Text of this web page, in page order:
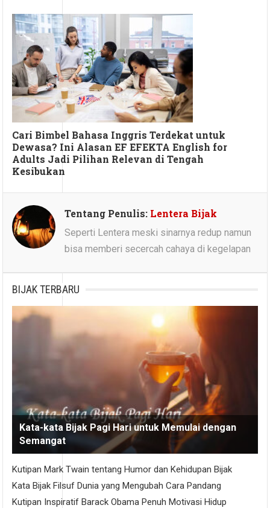
Cari Bimbel Bahasa Inggris Terdekat untuk
Dewasa? Ini Alasan EF EFEKTA English for
Adults Jadi Pilihan Relevan di Tengah
Kesibukan
Tentang Penulis: Lentera Bijak
Seperti Lentera meski sinarnya redup namun
bisa memberi secercah cahaya di kegelapan
BIJAK TERBARU
Kata-kata Bijak Pagi Hari untuk Memulai dengan
Semangat
Kutipan Mark Twain tentang Humor dan Kehidupan Bijak
Kata Bijak Filsuf Dunia yang Mengubah Cara Pandang
Kutipan Inspiratif Barack Obama Penuh Motivasi Hidup